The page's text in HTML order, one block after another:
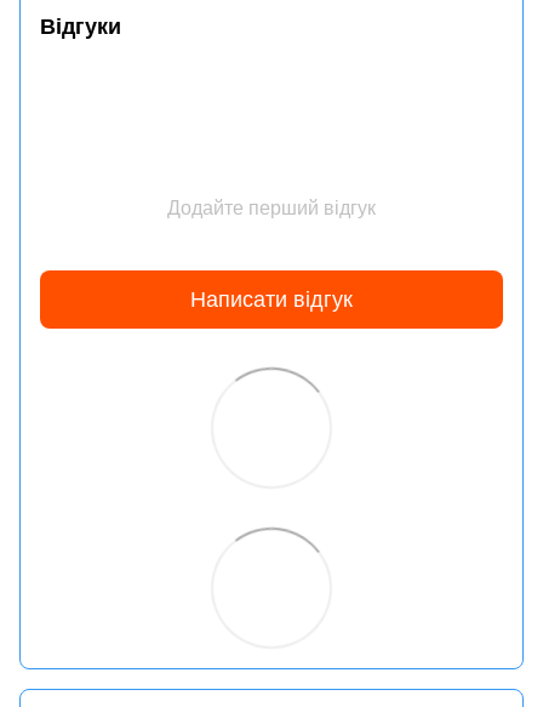
Відгуки
Додайте перший відгук
Написати відгук